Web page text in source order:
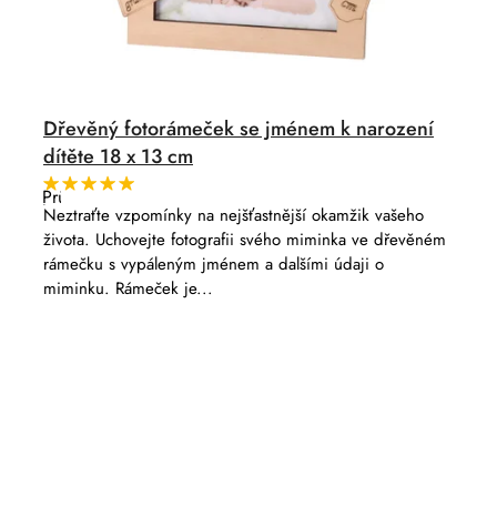
Dřevěný fotorámeček se jménem k narození
dítěte 18 x 13 cm
Průměrné
hodnocení
produktu
je
5,0
z
5
Neztraťte vzpomínky na nejšťastnější okamžik vašeho
života. Uchovejte fotografii svého miminka ve dřevěném
rámečku s vypáleným jménem a dalšími údaji o
miminku. Rámeček je...